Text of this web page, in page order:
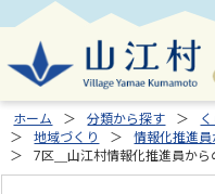
ホーム 分類から探す
地域づくり
情報化推進
7区＿山江村情報化推進員から